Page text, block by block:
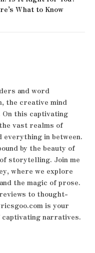
What to Know
and word
the creative mind
this captivating
vast realms of
in between.
by the beauty of
storytelling. Join me
where we explore
the magic of prose.
to thought-
is your
narratives.